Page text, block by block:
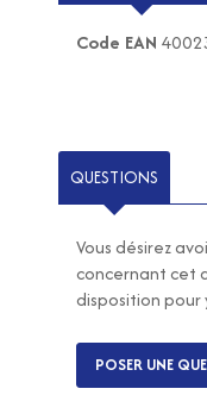
Code EAN
QUESTIONS
Vous désirez
concernant cet
disposition pour
POSER UNE